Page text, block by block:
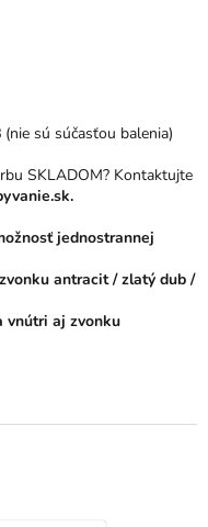
(nie sú súčasťou balenia)
SKLADOM? Kontaktujte
jednostrannej
antracit / zlatý dub /
vnútri aj zvonku